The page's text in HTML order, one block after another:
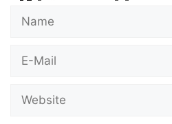
Name
Website